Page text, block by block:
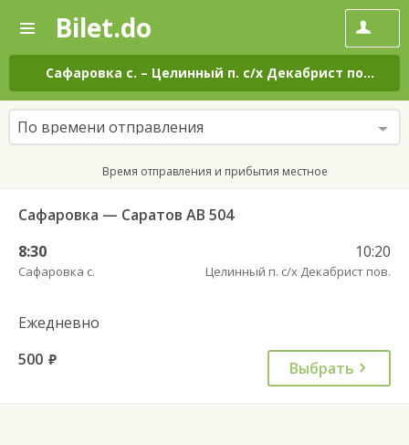
—
Поиск
и
покупка
билетов
на
автобус
онлайн
Bilet.do
Сафаровка с. – Целинный п. с/х Декабрист пов.
По времени отправления
Время отправления и прибытия местное
Сафаровка — Саратов АВ 504
8:30
Сафаровка с.
10:20
Целинный п. с/х Декабрист пов.
Ежедневно
500 руб. Выбрать